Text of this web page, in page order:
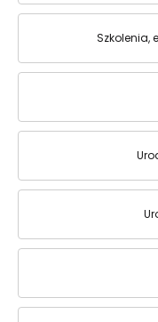
Szkolenia,